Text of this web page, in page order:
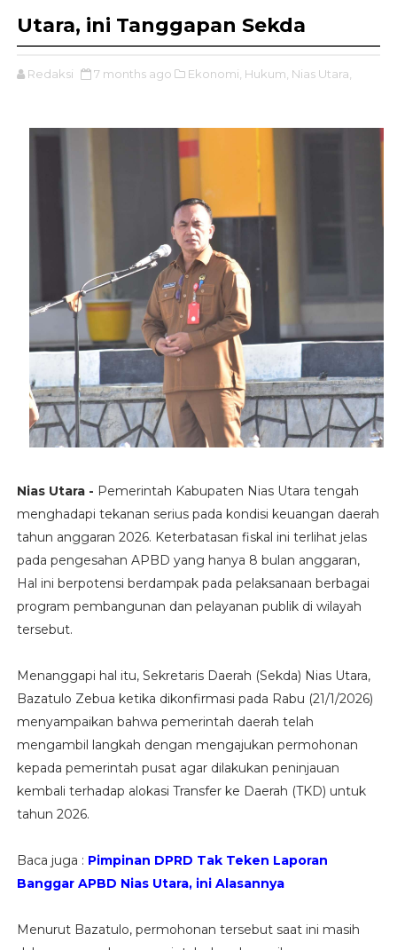
Utara, ini Tanggapan Sekda
Redaksi 7 months ago Ekonomi, Hukum, Nias Utara,
Nias Utara - Pemerintah Kabupaten Nias Utara tengah
menghadapi tekanan serius pada kondisi keuangan daerah
tahun anggaran 2026. Keterbatasan fiskal ini terlihat jelas
pada pengesahan APBD yang hanya 8 bulan anggaran,
Hal ini berpotensi berdampak pada pelaksanaan berbagai
program pembangunan dan pelayanan publik di wilayah
tersebut.
Menanggapi hal itu, Sekretaris Daerah (Sekda) Nias Utara,
Bazatulo Zebua ketika dikonfirmasi pada Rabu (21/1/2026)
menyampaikan bahwa pemerintah daerah telah
mengambil langkah dengan mengajukan permohonan
kepada pemerintah pusat agar dilakukan peninjauan
kembali terhadap alokasi Transfer ke Daerah (TKD) untuk
tahun 2026.
Baca juga : Pimpinan DPRD Tak Teken Laporan
Banggar APBD Nias Utara, ini Alasannya
Menurut Bazatulo, permohonan tersebut saat ini masih